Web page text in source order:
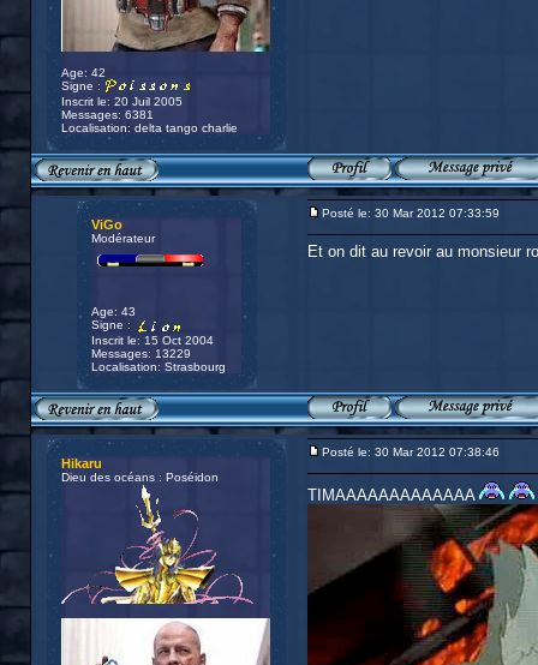
Age: 42
Signe :
Inscrit le: 20 Juil 2005
Messages: 6381
Localisation: delta tango charlie
ViGo
Modérateur
Age: 43
Signe :
Inscrit le: 15 Oct 2004
Messages: 13229
Localisation: Strasbourg
Posté le: 30 Mar 2012 07:33:59
Et on dit au revoir au monsieur
Hikaru
Dieu des océans : Poséidon
Posté le: 30 Mar 2012 07:38:46
TIMAAAAAAAAAAAAA